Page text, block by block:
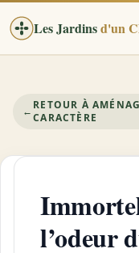
Les Jardinsd'un
← RETOUR À
CARACTÈRE
l’odeur